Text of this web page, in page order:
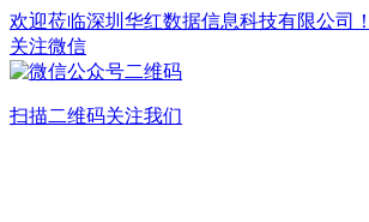
欢迎莅临深圳华红数据信息科技有限公司！
关注微信
扫描二维码关注我们